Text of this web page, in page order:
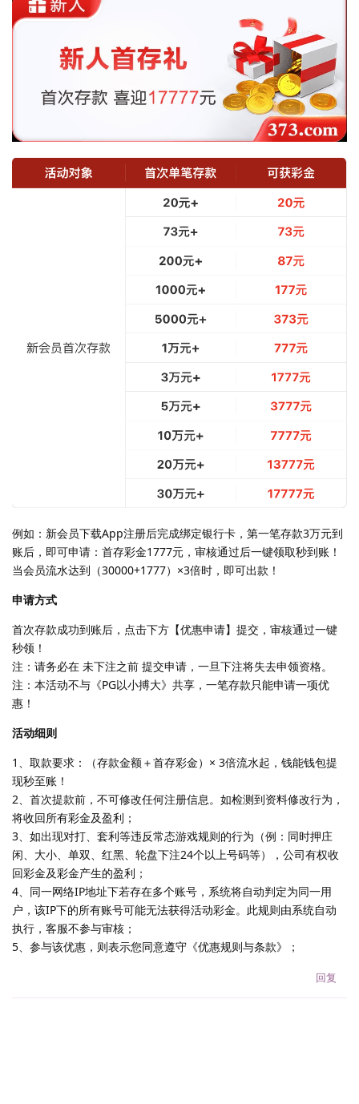
例如：新会员下载App注册后完成绑定银行卡，第一笔存款3万元到
账后，即可申请：首存彩金1777元，审核通过后一键领取秒到账！
当会员流水达到（30000+1777）×3倍时，即可出款！
申请方式
首次存款成功到账后，点击下方【优惠申请】提交，审核通过一键
秒领！
注：请务必在 未下注之前 提交申请，一旦下注将失去申领资格。
注：本活动不与《PG以小搏大》共享，一笔存款只能申请一项优
惠！
活动细则
1、取款要求：（存款金额＋首存彩金）× 3倍流水起，钱能钱包提
现秒至账！
2、首次提款前，不可修改任何注册信息。如检测到资料修改行为，
将收回所有彩金及盈利；
3、如出现对打、套利等违反常态游戏规则的行为（例：同时押庄
闲、大小、单双、红黑、轮盘下注24个以上号码等），公司有权收
回彩金及彩金产生的盈利；
4、同一网络IP地址下若存在多个账号，系统将自动判定为同一用
户，该IP下的所有账号可能无法获得活动彩金。此规则由系统自动
执行，客服不参与审核；
5、参与该优惠，则表示您同意遵守《优惠规则与条款》；
回复